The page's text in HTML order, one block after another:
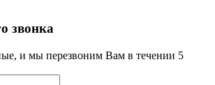
звонка
и мы перезвоним Вам в течении 5